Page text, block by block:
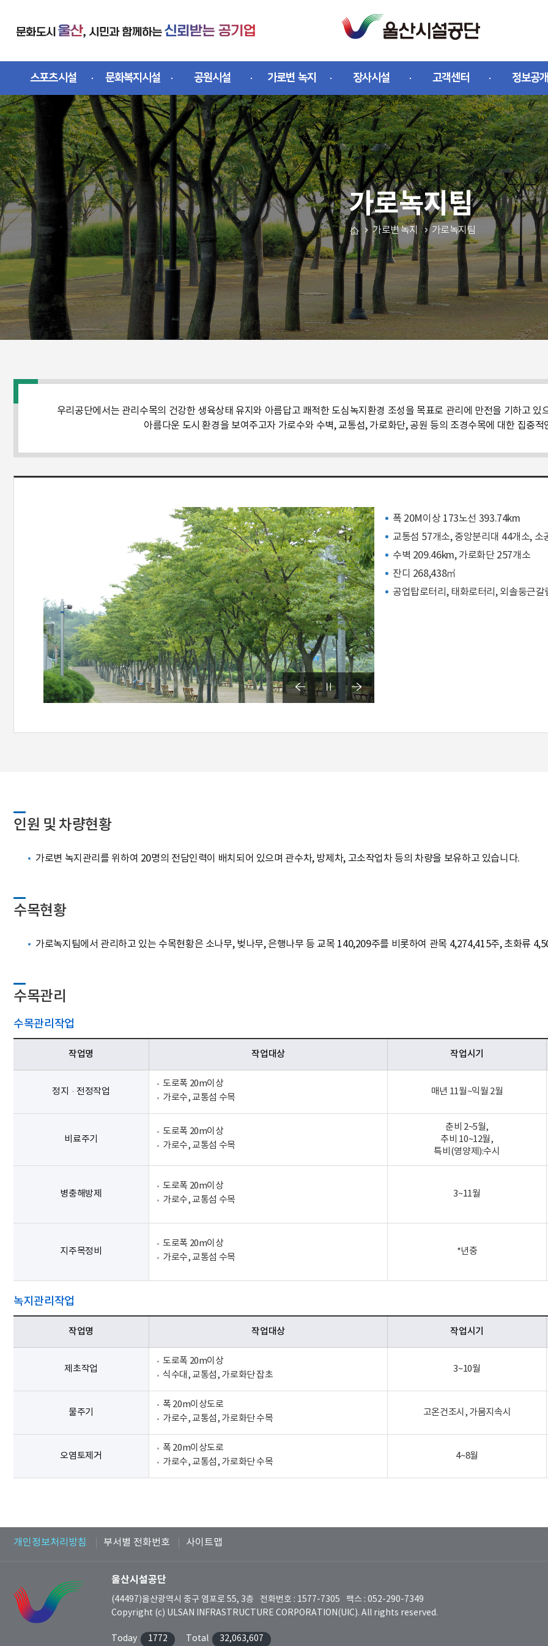
스포츠시설 문화복지시설 공원시설 가로변 녹지 장사시설 고객센터 정보공개
문서위치
가로녹지팀
가로변 녹지 가로녹지팀
우리공단에서는 관리수목의 건강한 생육상태 유지와 아름답고 쾌적한 도심녹지환경 조성을 목표로 관리에 만전을 기하고
아름다운 도시 환경을 보여주고자 가로수와 수벽, 교통섬, 가로화단, 공원 등의 조경수목에 대한 집중
폭 20M이상 173노선 393.74km
교통섬 57개소, 중앙분리대 44개소, 소
수벽 209.46km, 가로화단 257개소
잔디 268,438㎡
공업탑로터리, 태화로터리, 외솔둥근갈
인원 및 차량현황
가로변 녹지관리를 위하여 20명의 전담인력이 배치되어 있으며 관수차, 방제차, 고소작업차 등의 차량을 보유하고 있습니다.
수목현황
가로녹지팀에서 관리하고 있는 수목현황은 소나무, 벚나무, 은행나무 등 교목 140,209주를 비롯하여 관목 4,274,415주, 초화류
수목관리
수목관리작업
작업명 작업대상 작업시기
정지·전정작업
도로폭 20m이상
가로수, 교통섬 수목
매년 11월~익월 2월
비료주기
도로폭 20m이상
가로수, 교통섬 수목
춘비 2~5월,
추비 10~12월,
특비(영양제):수시
병충해방제
도로폭 20m이상
가로수, 교통섬 수목
3~11월
지주목정비
도로폭 20m이상
가로수, 교통섬 수목
*년중
녹지관리작업
작업명 작업대상 작업시기
제초작업
도로폭 20m이상
식수대, 교통섬, 가로화단 잡초
3~10월
물주기
폭 20m이상도로
가로수, 교통섬, 가로화단 수목
고온건조시, 가뭄지속시
오염토제거
폭 20m이상도로
가로수, 교통섬, 가로화단 수목
4~8월
개인정보처리방침 부서별 전화번호 사이트맵
울산시설공단
(44497)울산광역시 중구 염포로 55, 3층 전화번호 : 1577-7305
팩스 : 052-290-7349
Copyright (c) ULSAN INFRASTRUCTURE CORPORATION(UIC). All rights reserved.
Today 1772 Total 32,063,607